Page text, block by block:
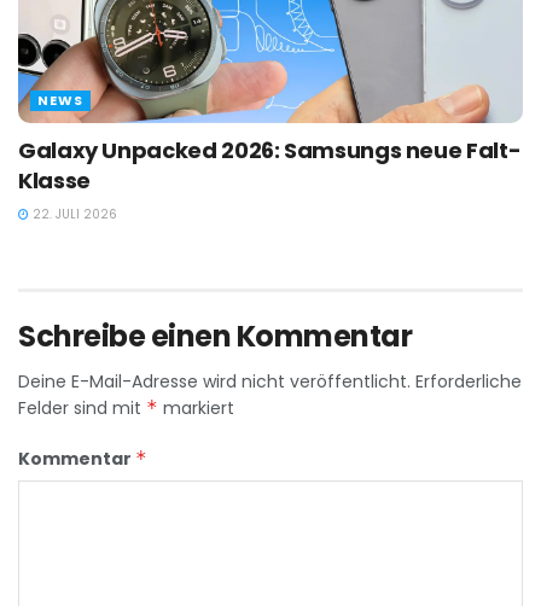
NEWS
Galaxy Unpacked 2026: Samsungs neue Falt-
Klasse
22. JULI 2026
Schreibe einen Kommentar
Deine E-Mail-Adresse wird nicht veröffentlicht. Erforderliche
Felder sind mit * markiert
Kommentar *